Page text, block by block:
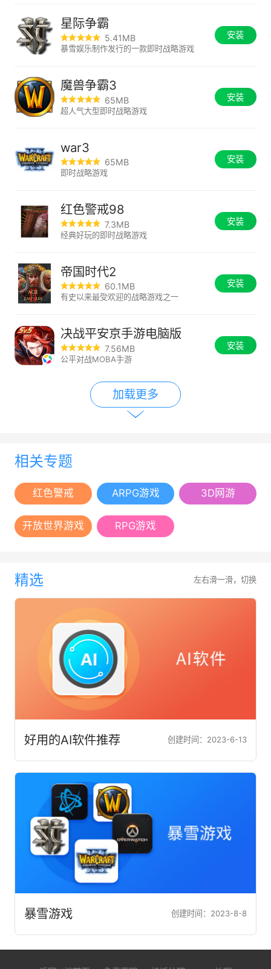
星际争霸
5.41MB
暴雪娱乐制作发行的一款即时战略游戏
安装
魔兽争霸3
65MB
超人气大型即时战略游戏
安装
war3
65MB
即时战略游戏
安装
红色警戒98
7.3MB
经典好玩的即时战略游戏
安装
帝国时代2
60.1MB
有史以来最受欢迎的战略游戏之一
安装
决战平安京手游电脑版
7.56MB
公平对战MOBA手游
安装
加载更多
相关专题
红色警戒 ARPG游戏 3D网游
开放世界游戏 RPG游戏
精选 左右滑一滑，切换
好用的AI软件推荐 创建时间：2023-6-13
暴雪游戏 创建时间：2023-8-8